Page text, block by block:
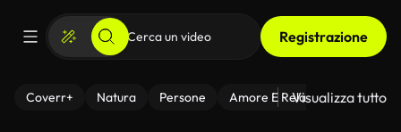
Registrazione
Coverr+ Natura Persone Amore E Relazioni Il
Visualizza tutto